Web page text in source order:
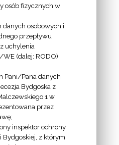
osób fizycznych w
danych osobowych i
przepływu
uchylenia
(dalej: RODO)
Pani/Pana danych
Bydgoska z
1 w
przez
inspektor ochrony
Bydgoskiej, z którym